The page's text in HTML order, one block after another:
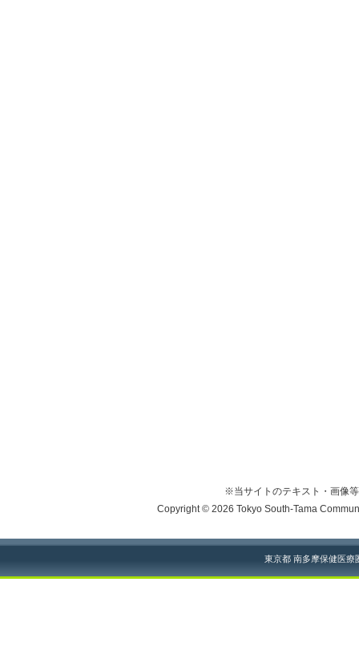
※当サイトのテキスト・画像
Copyright © 2026 Tokyo South-Tama
東京都 南多摩保健医療